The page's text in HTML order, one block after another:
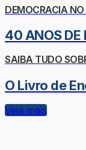
DEMOCRACIA NO
40 ANOS DE
SAIBA TUDO
O Livro de
Veja mais